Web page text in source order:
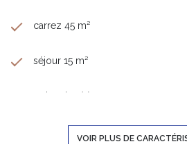
carrez 45 m²
séjour 15 m²
1 chambre(s)
VOIR PLUS DE